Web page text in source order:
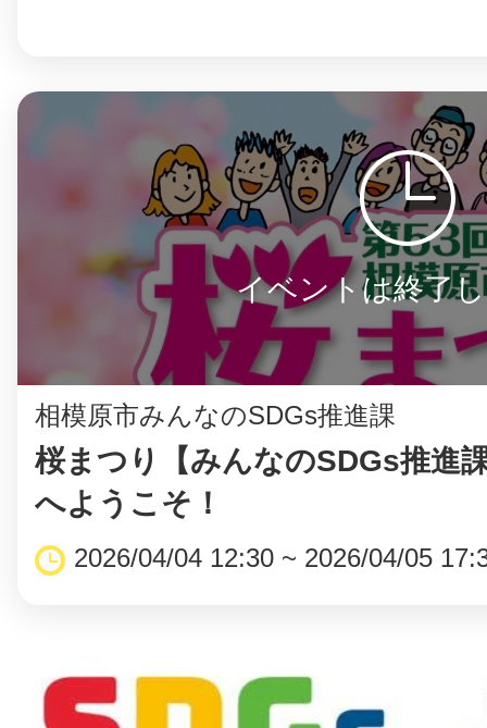
イベントは終了
相模原市みんなのSDGs推進課
桜まつり【みんなのSDGs推進
へようこそ！
2026/04/04 12:30 ~ 2026/04/05